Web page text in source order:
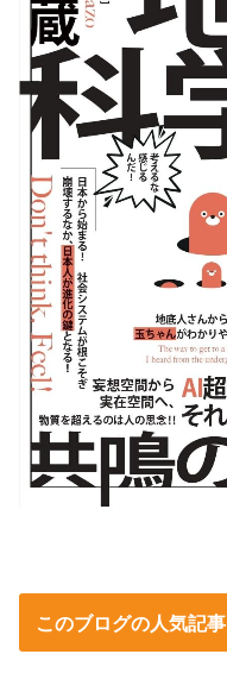
このブログの人気記事